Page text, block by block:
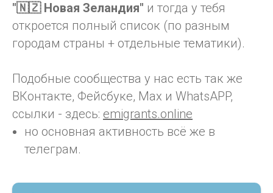
"🇳🇿 Новая Зеландия" и тогда у тебя
откроется полный список (по разным
городам страны + отдельные тематики).
Подобные сообщества у нас есть так же
ВКонтакте, Фейсбуке, Max и WhatsAPP,
ссылки - здесь: emigrants.online
но основная активность всё же в
телеграм.